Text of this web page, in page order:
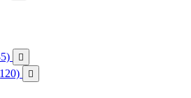

